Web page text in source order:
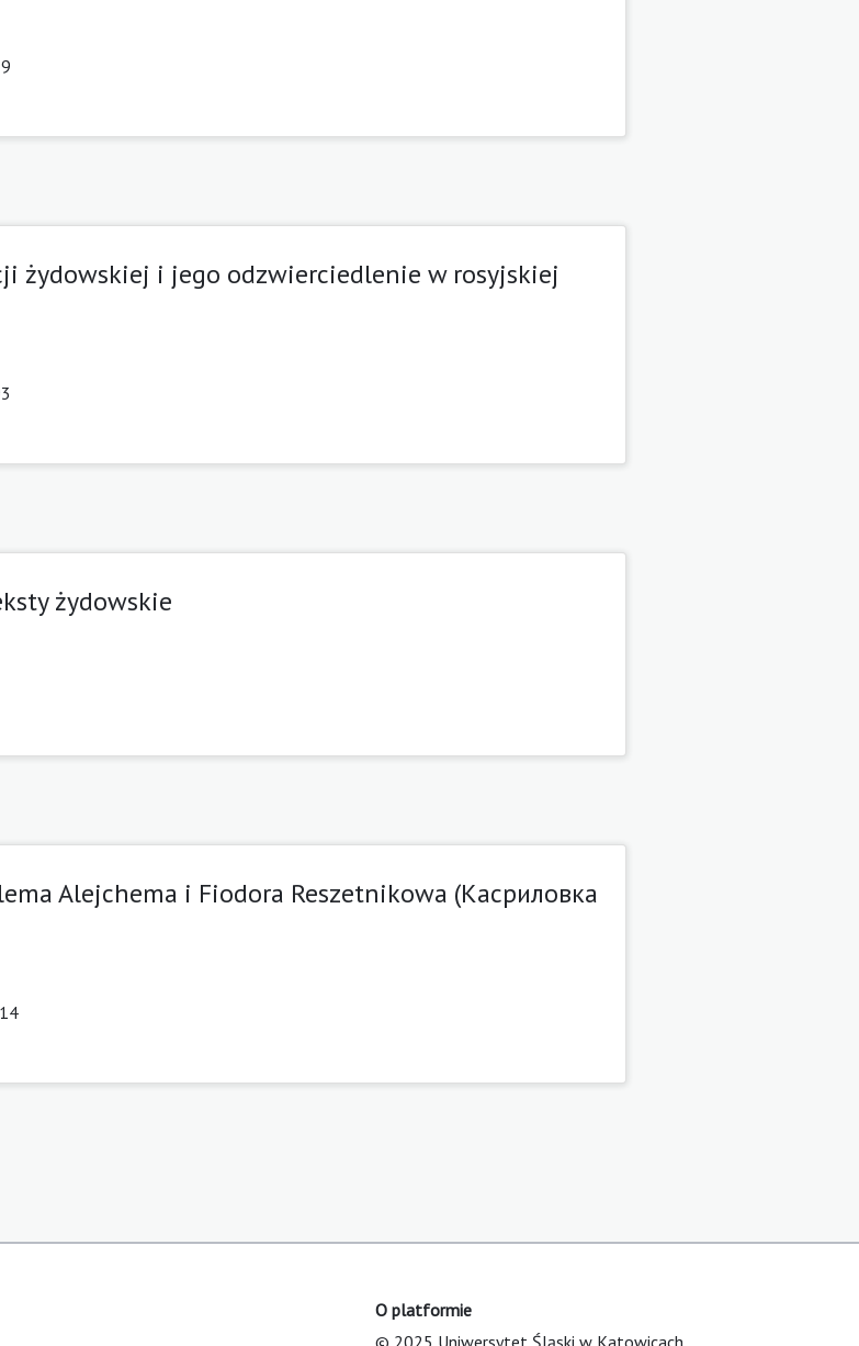
żydowskiej i jego odzwierciedlenie w rosyjskiej
żydowskie
Alejchema i Fiodora Reszetnikowa (Касриловка
O platformie
© 2025 Uniwersytet Śląski w Katowicach